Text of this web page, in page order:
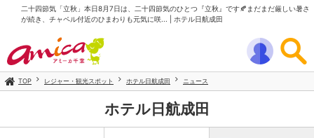
二十四節気「立秋」本日8月7日は、二十四節気のひとつ『立秋』です🍂まだまだ厳しい暑さ
が続き、チャペル付近のひまわりも元気に咲... | ホテル日航成田
TOP レジャー・観光スポット ホテル日航成田 ニュース
ホテル日航成田